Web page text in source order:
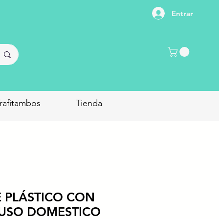
Entrar
Tienda
PLÁSTICO CON
DOMESTICO